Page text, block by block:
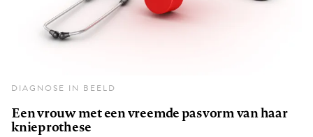
DIAGNOSE IN BEELD
Een vrouw met een vreemde pasvorm van haar
knieprothese